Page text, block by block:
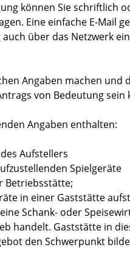
können Sie schriftlich
Eine einfache E-Mail
über das Netzwerk
Angaben machen und
von Bedeutung sein
Angaben enthalten:
Aufstellers
Spielgeräte
Betriebsstätte;
in einer Gaststätte
Schank- oder
handelt. Gaststätte in
den Schwerpunkt